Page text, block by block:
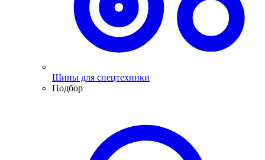
Шины для спецтехники
Подбор